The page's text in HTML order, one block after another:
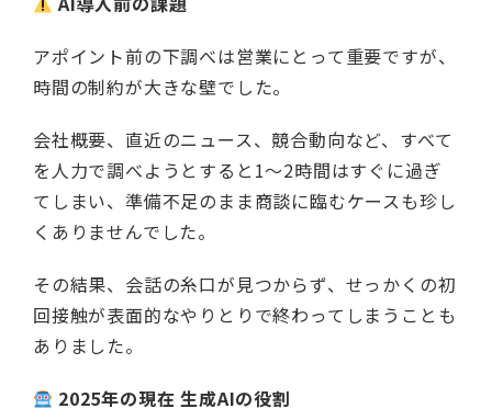
アポイント前の下調べは営業にとって重要ですが、
時間の制約が大きな壁でした。
会社概要、直近のニュース、競合動向など、すべて
を人力で調べようとすると1〜2時間はすぐに過ぎ
てしまい、準備不足のまま商談に臨むケースも珍し
くありませんでした。
その結果、会話の糸口が見つからず、せっかくの初
回接触が表面的なやりとりで終わってしまうことも
ありました。
2025年の現在 生成AIの役割